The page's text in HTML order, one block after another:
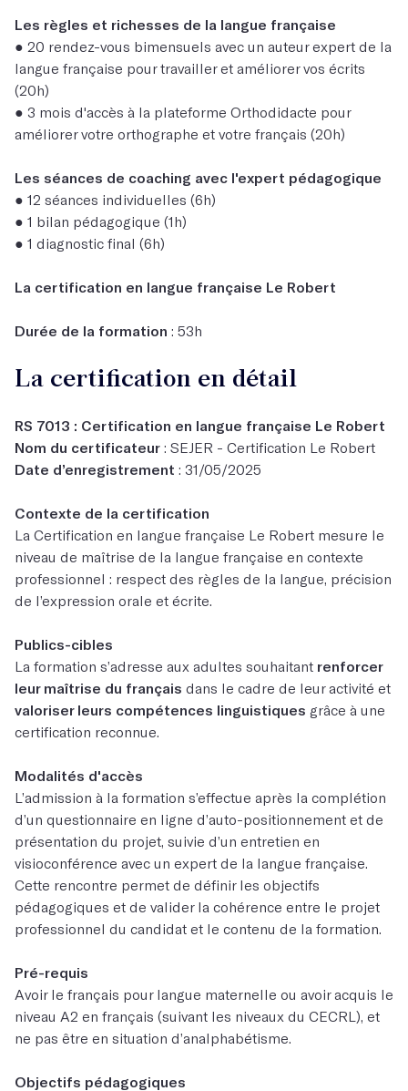
Les règles et richesses de la langue française
● 20 rendez-vous bimensuels avec un auteur expert de la
langue française pour travailler et améliorer vos écrits
(20h)
● 3 mois d'accès à la plateforme Orthodidacte pour
améliorer votre orthographe et votre français (20h)
Les séances de coaching avec l'expert pédagogique
● 12 séances individuelles (6h)
● 1 bilan pédagogique (1h)
● 1 diagnostic final (6h)
La certification en langue française Le Robert
Durée de la formation : 53h
La certification en détail
RS 7013 : Certification en langue française Le Robert
Nom du certificateur : SEJER - Certification Le Robert
Date d’enregistrement : 31/05/2025
Contexte de la certification
La Certification en langue française Le Robert mesure le
niveau de maîtrise de la langue française en contexte
professionnel : respect des règles de la langue, précision
de l’expression orale et écrite.
Publics-cibles
La formation s’adresse aux adultes souhaitant renforcer
leur maîtrise du français dans le cadre de leur activité et
valoriser leurs compétences linguistiques grâce à une
certification reconnue.
Modalités d'accès
L’admission à la formation s’effectue après la complétion
d’un questionnaire en ligne d’auto-positionnement et de
présentation du projet, suivie d’un entretien en
visioconférence avec un expert de la langue française.
Cette rencontre permet de définir les objectifs
pédagogiques et de valider la cohérence entre le projet
professionnel du candidat et le contenu de la formation.
Pré-requis
Avoir le français pour langue maternelle ou avoir acquis le
niveau A2 en français (suivant les niveaux du CECRL), et
ne pas être en situation d’analphabétisme.
Objectifs pédagogiques